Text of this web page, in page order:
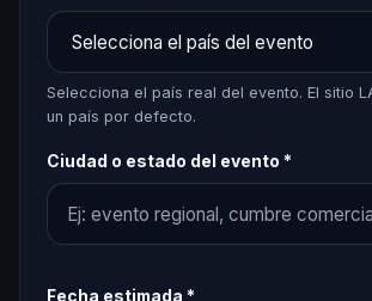
Selecciona el país real del evento. El sitio
un país por defecto.
Ciudad o estado del evento *
Fecha estimada *